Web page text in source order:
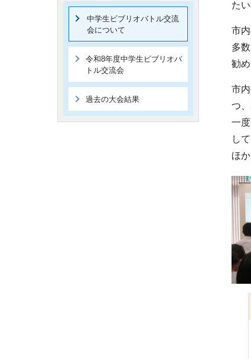
た
市
多
勧
市
つ
一
し
ほ
中学生ビブリオバトル交流
会について
令和8年度中学生ビブリオバ
トル交流会
過去の大会結果